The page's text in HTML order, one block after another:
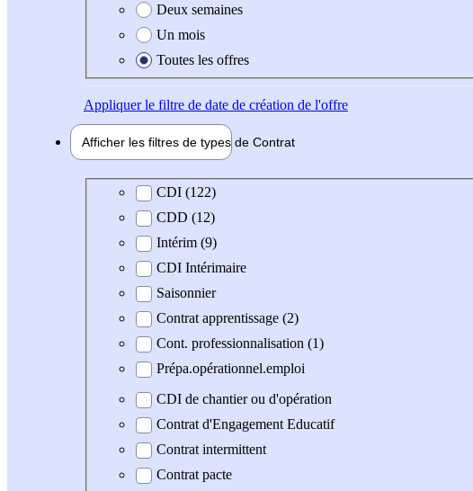
Deux semaines
Un mois
Toutes les offres
Appliquerle filtre de date de création de l'offre
Afficher les filtres de types de Contrat
Type de contratCDI (122)
CDD (12)
Intérim (9)
CDI Intérimaire
Saisonnier
Contrat apprentissage (2)
Cont. professionnalisation (1)
Prépa.opérationnel.emploi
CDI de chantier ou d'opération
Contrat d'Engagement Educatif
Contrat intermittent
Contrat pacte